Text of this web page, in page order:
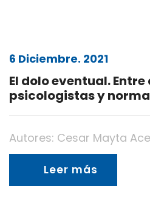
6 Diciembre. 2021
El dolo eventual.
psicologistas y
Autores: Cesar Mayta
Leer más